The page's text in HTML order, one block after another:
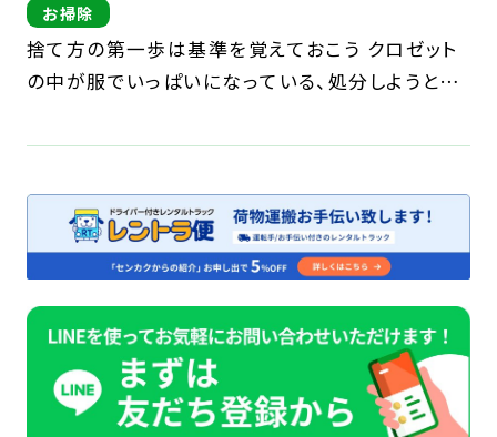
お掃除
捨て方の第一歩は基準を覚えておこう クロゼット
の中が服でいっぱいになっている、処分しようと思
レンマを抱えている人は多くいるでしょう。服の捨て